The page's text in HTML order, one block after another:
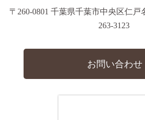
〒260-0801 千葉県千葉市中央区仁戸
263-3123
お問い合わせ